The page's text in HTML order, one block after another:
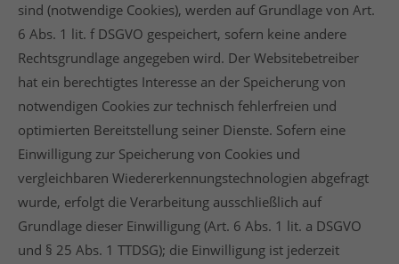
sind (notwendige Cookies), werden auf Grundlage von Art.
6 Abs. 1 lit. f DSGVO gespeichert, sofern keine andere
Rechtsgrundlage angegeben wird. Der Websitebetreiber
hat ein berechtigtes Interesse an der Speicherung von
notwendigen Cookies zur technisch fehlerfreien und
optimierten Bereitstellung seiner Dienste. Sofern eine
Einwilligung zur Speicherung von Cookies und
vergleichbaren Wiedererkennungstechnologien abgefragt
wurde, erfolgt die Verarbeitung ausschließlich auf
Grundlage dieser Einwilligung (Art. 6 Abs. 1 lit. a DSGVO
und § 25 Abs. 1 TTDSG); die Einwilligung ist jederzeit